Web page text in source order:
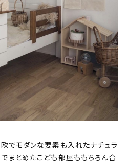
でモダンな要素も入れたナチュラ
まとめたこども部屋ももちろん合